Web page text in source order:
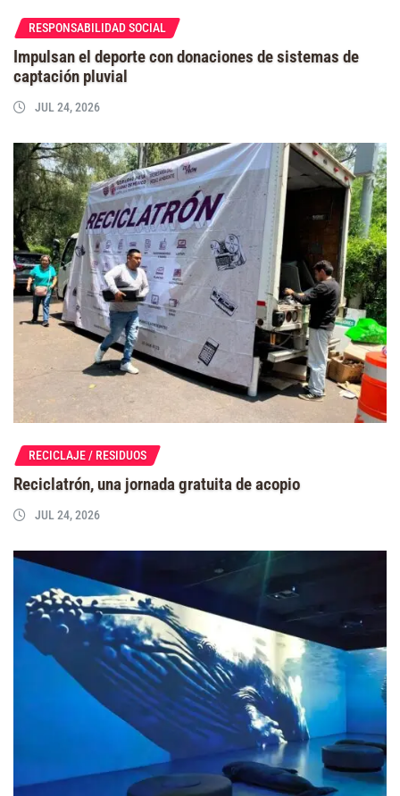
RESPONSABILIDAD SOCIAL
Impulsan el deporte con donaciones de sistemas de
captación pluvial
JUL 24, 2026
RECICLAJE / RESIDUOS
Reciclatrón, una jornada gratuita de acopio
JUL 24, 2026